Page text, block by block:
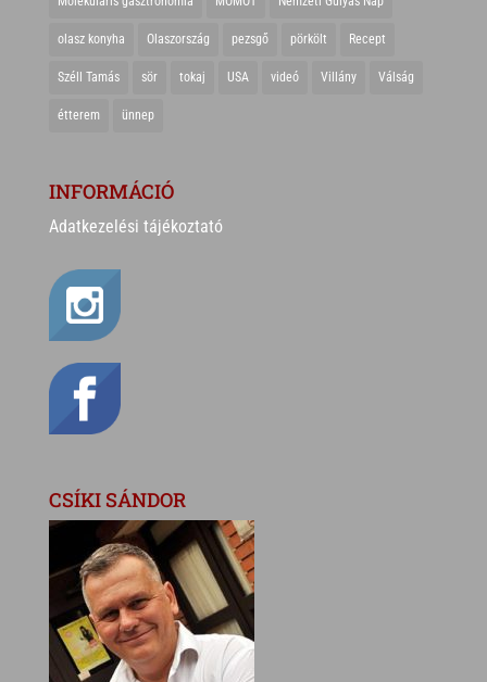
olasz konyha Olaszország pezsgő pörkölt Recept
Széll Tamás sör tokaj USA videó Villány Válság
étterem ünnep
INFORMÁCIÓ
Adatkezelési tájékoztató
CSÍKI SÁNDOR